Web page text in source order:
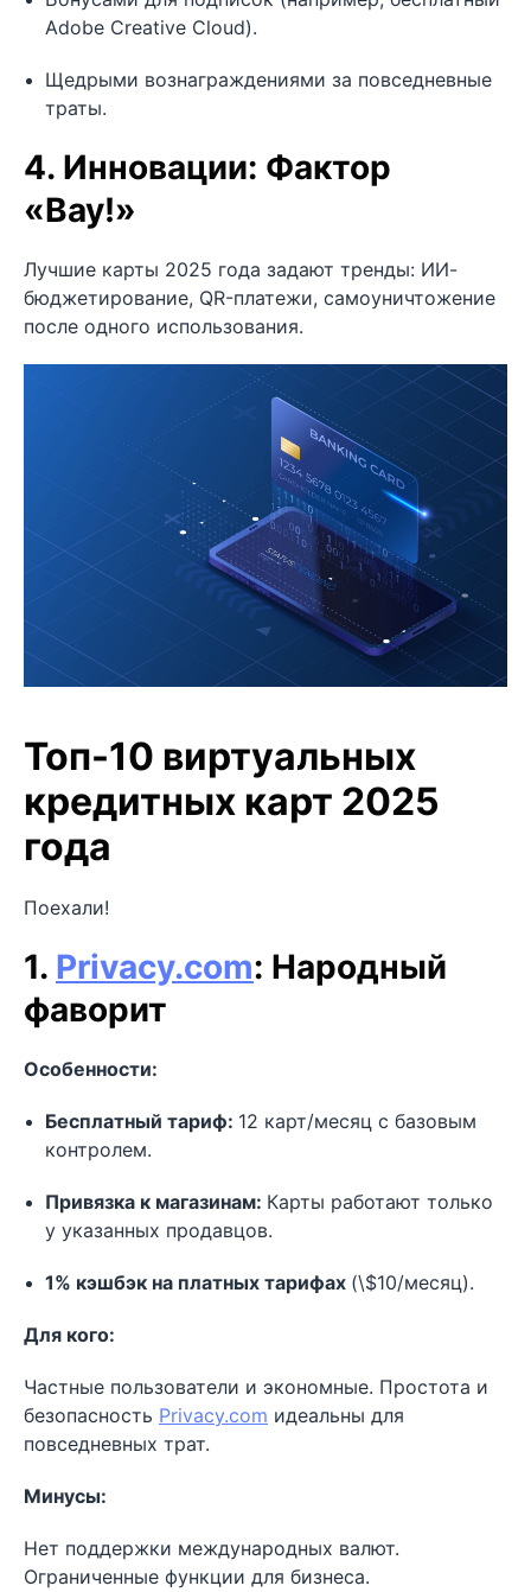
Adobe Creative Cloud).
Щедрыми вознаграждениями за повседневные
траты.
4. Инновации: Фактор
«Вау!»
Лучшие карты 2025 года задают тренды: ИИ-
бюджетирование, QR-платежи, самоуничтожение
после одного использования.
Топ-10 виртуальных
кредитных карт 2025
года
Поехали!
1. Privacy.com: Народный
фаворит
Особенности:
Бесплатный тариф: 12 карт/месяц с базовым
контролем.
Привязка к магазинам: Карты работают только
у указанных продавцов.
1% кэшбэк на платных тарифах (\$10/месяц).
Для кого:
Частные пользователи и экономные. Простота и
безопасность Privacy.com идеальны для
повседневных трат.
Минусы:
Нет поддержки международных валют.
Ограниченные функции для бизнеса.